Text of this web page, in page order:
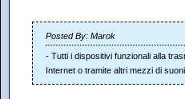
Posted By: Marok
- Tutti i dispositivi funzionali alla
Internet o tramite altri mezzi di